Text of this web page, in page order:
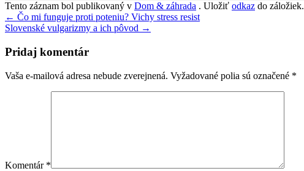
Tento záznam bol publikovaný v Dom & záhrada . Uložiť odkaz do záložiek.
Navigácia
v
článku
← Čo mi funguje proti poteniu? Vichy stress resist
Slovenské vulgarizmy a ich pôvod →
Pridaj komentár
Vaša e-mailová adresa nebude zverejnená. Vyžadované polia sú označené *
Komentár *